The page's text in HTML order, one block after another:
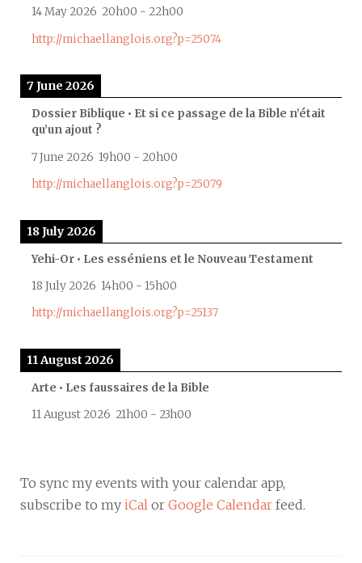
14 May 2026 20h00 - 22h00
http://michaellanglois.org?p=25074
7 June 2026
Dossier Biblique • Et si ce passage de la Bible n’était
qu’un ajout ?
7 June 2026 19h00 - 20h00
http://michaellanglois.org?p=25079
18 July 2026
Yehi-Or • Les esséniens et le Nouveau Testament
18 July 2026 14h00 - 15h00
http://michaellanglois.org?p=25137
11 August 2026
Arte • Les faussaires de la Bible
11 August 2026 21h00 - 23h00
To sync my events with your calendar app,
subscribe to my iCal or Google Calendar feed.